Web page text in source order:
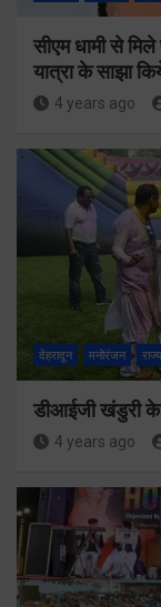
सीएम धामी से
यात्रा के साझा
4 years ago
देहरादून मनोरंजन राज्य
डीआईजी खंडुरी के
4 years ago